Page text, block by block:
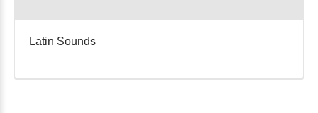
Latin Sounds